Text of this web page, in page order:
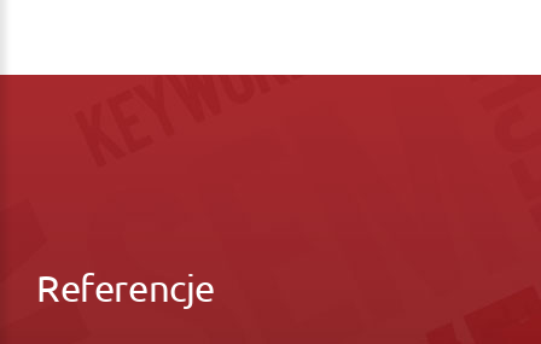
Referencje